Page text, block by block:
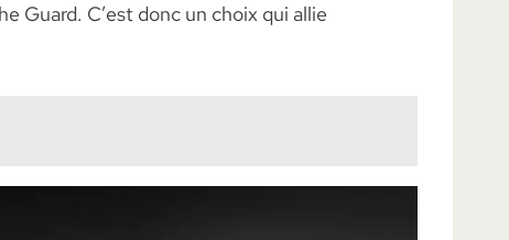
Guard. C’est donc un choix qui allie